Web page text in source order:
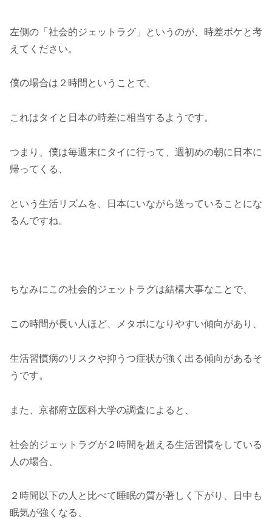
左側の「社会的ジェットラグ」というのが、時差ボケと考
えてください。
僕の場合は２時間ということで、
これはタイと日本の時差に相当するようです。
つまり、僕は毎週末にタイに行って、週初めの朝に日本に
帰ってくる、
という生活リズムを、日本にいながら送っていることにな
るんですね。
ちなみにこの社会的ジェットラグは結構大事なことで、
この時間が長い人ほど、メタボになりやすい傾向があり、
生活習慣病のリスクや抑うつ症状が強く出る傾向があるそ
うです。
また、京都府立医科大学の調査によると、
社会的ジェットラグが２時間を超える生活習慣をしている
人の場合、
２時間以下の人と比べて睡眠の質が著しく下がり、日中も
眠気が強くなる、